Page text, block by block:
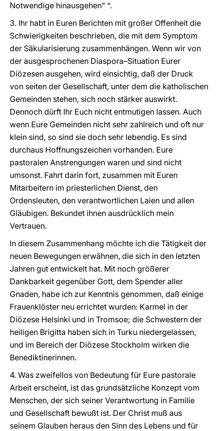
Notwendige hinausgehen" “.
3. Ihr habt in Euren Berichten mit großer Offenheit die
Schwierigkeiten beschrieben, die mit dem Symptom
der Säkularisierung zusammenhängen. Wenn wir von
der ausgesprochenen Diaspora–Situation Eurer
Diözesen ausgehen, wird einsichtig, daß der Druck
von seiten der Gesellschaft, unter dem die katholischen
Gemeinden stehen, sich noch stärker auswirkt.
Dennoch dürft Ihr Euch nicht entmutigen lassen. Auch
wenn Eure Gemeinden nicht sehr zahlreich und oft nur
klein sind, so sind sie doch sehr lebendig. Es sind
durchaus Hoffnungszeichen vorhanden. Eure
pastoralen Anstrengungen waren und sind nicht
umsonst. Fahrt darin fort, zusammen mit Euren
Mitarbeitern im priesterlichen Dienst, den
Ordensleuten, den verantwortlichen Laien und allen
Gläubigen. Bekundet ihnen ausdrücklich mein
Vertrauen.
ln diesem Zusammenhang möchte ich die Tätigkeit der
neuen Bewegungen erwähnen, die sich in den letzten
Jahren gut entwickelt hat. Mit noch größerer
Dankbarkeit gegenüber Gott, dem Spender aller
Gnaden, habe ich zur Kenntnis genommen, daß einige
Frauenklöster neu errichtet wurden: Karmel in der
Diözese Helsinki und in Tromsoe; die Schwestern der
heiligen Brigitta haben sich in Turku niedergelassen,
und im Bereich der Diözese Stockholm wirken die
Benediktinerinnen.
4. Was zweifellos von Bedeutung für Eure pastorale
Arbeit erscheint, ist das grundsätzliche Konzept vom
Menschen, der sich seiner Verantwortung in Familie
und Gesellschaft bewußt ist. Der Christ muß aus
seinem Glauben heraus den Sinn des Lebens und für